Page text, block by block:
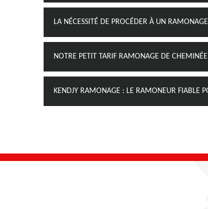
LA NÉCESSITÉ DE PROCÉDER À UN RAMONAGE
NOTRE PETIT TARIF RAMONAGE DE
KENDJY RAMONAGE : LE RAMONEUR FIABLE